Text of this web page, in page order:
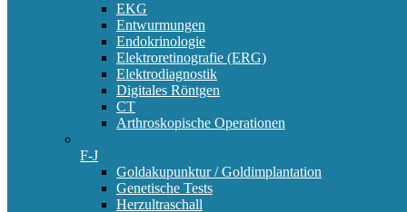
EKG
Entwurmungen
Endokrinologie
Elektroretinografie (ERG)
Elektrodiagnostik
Digitales Röntgen
CT
Arthroskopische Operationen
F-J
Goldakupunktur / Goldimplantation
Genetische Tests
Herzultraschall